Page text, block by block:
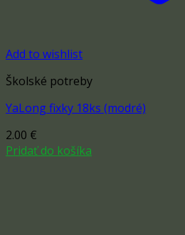
Add to wishlist
Školské potreby
YaLong fixky 18ks (modré)
2.00 €
Pridať do košíka